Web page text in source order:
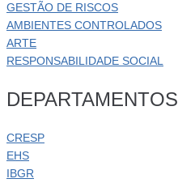
GESTÃO DE RISCOS
AMBIENTES CONTROLADOS
ARTE
RESPONSABILIDADE SOCIAL
DEPARTAMENTOS
CRESP
EHS
IBGR